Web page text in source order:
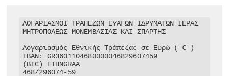
ΛΟΓΑΡΙΑΣΜΟΙ ΤΡΑΠΕΖΩΝ ΕΥΑΓΩΝ ΙΔΡΥΜΑΤΩΝ ΙΕΡΑΣ
ΜΗΤΡΟΠΟΛΕΩΣ ΜΟΝΕΜΒΑΣΙΑΣ ΚΑΙ ΣΠΑΡΤΗΣ
Λογαριασμός Εθνικής Τράπεζας σε Ευρώ ( € )
IBAN: GR3601104680000046829607459
(BIC) ETHNGRAA
468/296074-59